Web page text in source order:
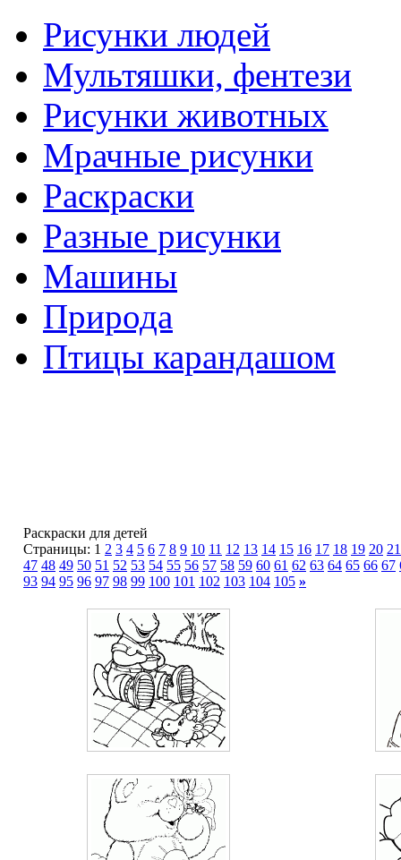
Рисунки людей
Мультяшки, фентези
Рисунки животных
Мрачные рисунки
Раскраски
Разные рисунки
Машины
Природа
Птицы карандашом
Раскраски для детей
Страницы: 1 2 3 4 5 6 7 8 9 10 11 12 13 14 15 16 17 18 19 20 21
47 48 49 50 51 52 53 54 55 56 57 58 59 60 61 62 63 64 65 66 67
93 94 95 96 97 98 99 100 101 102 103 104 105 »